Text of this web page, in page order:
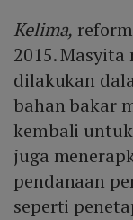
Kelima,
2015.
dilakukan
bahan bakar
kembali
juga
pendanaan
seperti